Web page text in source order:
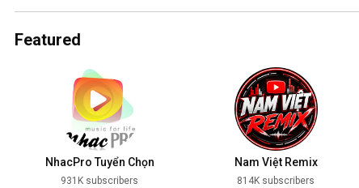
Featured
NhacPro Tuyển Chọn
931K subscribers
Nam Việt Remix
814K subscribers